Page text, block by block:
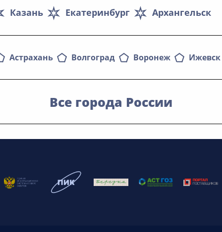
Архангельск
Екатеринбург
Казань
Астрахань Волгоград Воронеж Ижевск
Все города России